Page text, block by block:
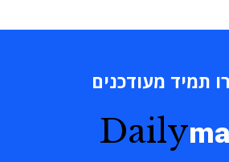
תמיד מעודכנים
Daily